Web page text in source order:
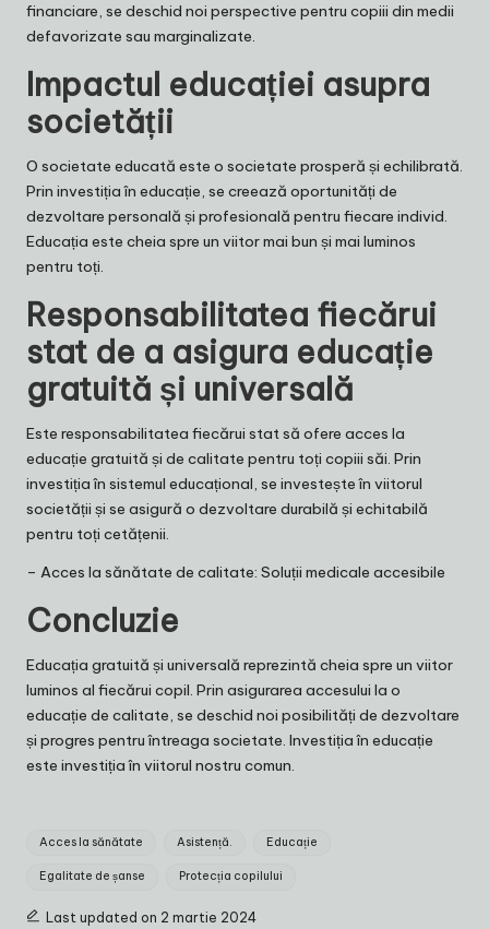
financiare, se deschid noi perspective pentru copiii din medii
defavorizate sau marginalizate.
Impactul educației asupra
societății
O societate educată este o societate prosperă și echilibrată.
Prin investiția în educație, se creează oportunități de
dezvoltare personală și profesională pentru fiecare individ.
Educația este cheia spre un viitor mai bun și mai luminos
pentru toți.
Responsabilitatea fiecărui
stat de a asigura educație
gratuită și universală
Este responsabilitatea fiecărui stat să ofere acces la
educație gratuită și de calitate pentru toți copiii săi. Prin
investiția în sistemul educațional, se investește în viitorul
societății și se asigură o dezvoltare durabilă și echitabilă
pentru toți cetățenii.
– Acces la sănătate de calitate: Soluții medicale accesibile
Concluzie
Educația gratuită și universală reprezintă cheia spre un viitor
luminos al fiecărui copil. Prin asigurarea accesului la o
educație de calitate, se deschid noi posibilități de dezvoltare
și progres pentru întreaga societate. Investiția în educație
este investiția în viitorul nostru comun.
Tags:
Acces la sănătate Asistență. Educație
Egalitate de șanse Protecția copilului
Last updated on 2 martie 2024